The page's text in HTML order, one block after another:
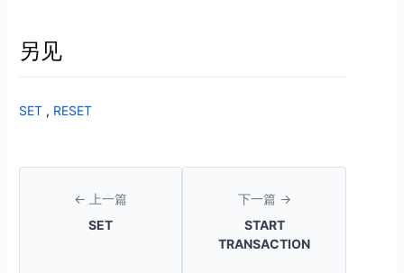
另见
SET, RESET
← 上一篇
SET
下一篇 →
START
TRANSACTION